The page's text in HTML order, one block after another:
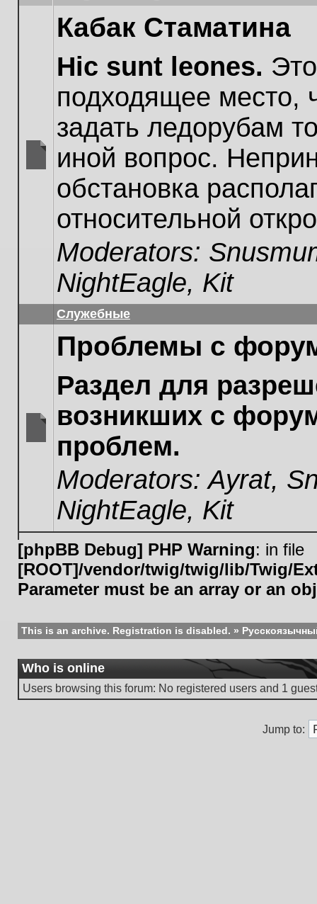
unread
Кабак Стаматина
Hic sunt leones.
подходящее место,
задать ледорубам
иной вопрос.
обстановка
относительной
Moderators:
NightEagle, Kit
Служебные
Проблемы с
Раздел для
возникших с
проблем.
Moderators:Ayrat,
NightEagle, Kit
[phpBB Debug] PHP Warning: in file
[ROOT]/vendor/twig/twig/lib/Twig/
Parameter must be an array or an
This is an archive. Registration is disabled. »
Who is online
Users browsing this forum: No registered users and 1
Jump to: